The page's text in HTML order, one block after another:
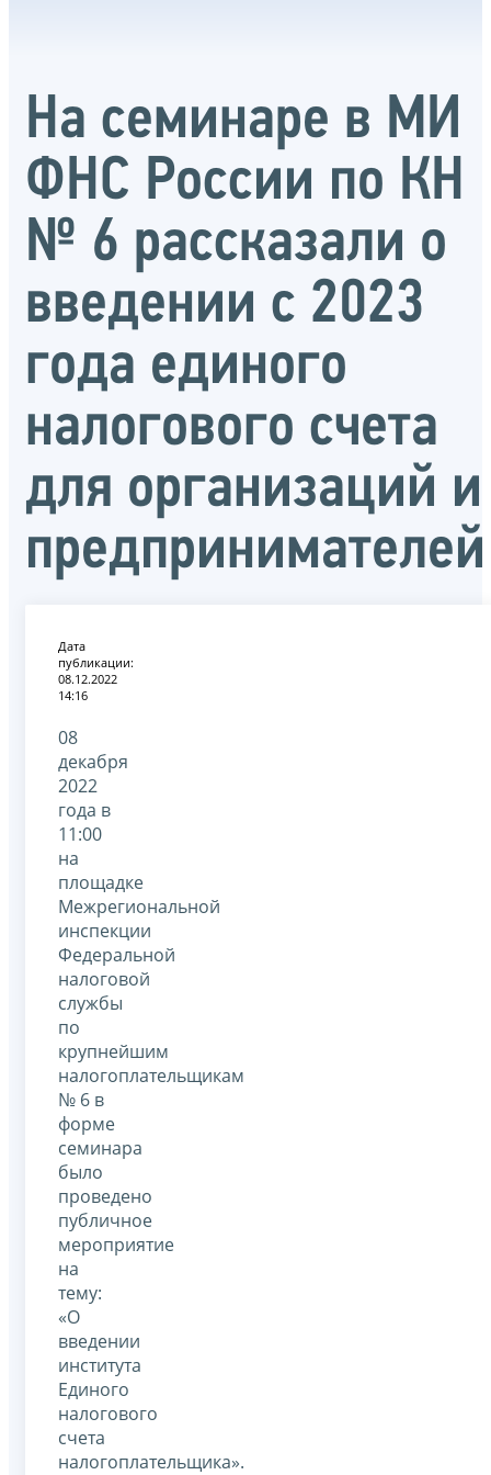
На семинаре в МИ
ФНС России по КН
№ 6 рассказали о
введении с 2023
года единого
налогового счета
для организаций и
предпринимателей
Дата
публикации:
08.12.2022
14:16
08
декабря
2022
года в
11:00
на
площадке
Межрегиональной
инспекции
Федеральной
налоговой
службы
по
крупнейшим
налогоплательщикам
№ 6 в
форме
семинара
было
проведено
публичное
мероприятие
на
тему:
«О
введении
института
Единого
налогового
счета
налогоплательщика».